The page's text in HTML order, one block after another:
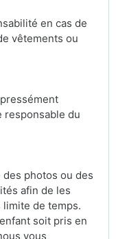
en cas de
vêtements ou
responsable du
des photos ou des
afin de les
limite de temps.
soit pris en
vous